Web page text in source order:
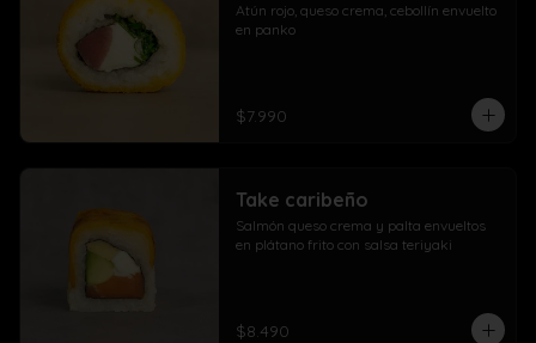
Atún rojo, queso crema, cebollín envuelto
en panko
$7.990
Take caribeño
Salmón queso crema y palta envueltos
en plátano frito con salsa teriyaki
$8.490